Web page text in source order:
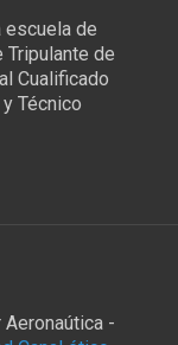
escuela de
de
Cualificado
Técnico
-